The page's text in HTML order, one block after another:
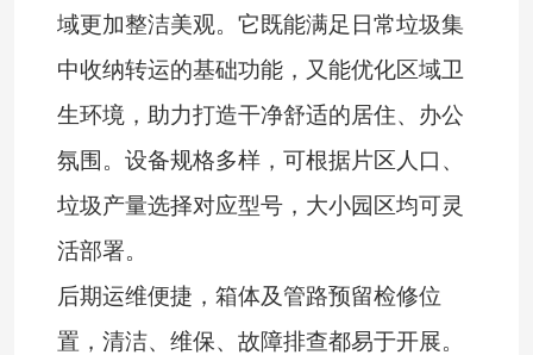
域更加整洁美观。它既能满足日常垃圾集
中收纳转运的基础功能，又能优化区域卫
生环境，助力打造干净舒适的居住、办公
氛围。设备规格多样，可根据片区人口、
垃圾产量选择对应型号，大小园区均可灵
活部署。
后期运维便捷，箱体及管路预留检修位
置，清洁、维保、故障排查都易于开展。